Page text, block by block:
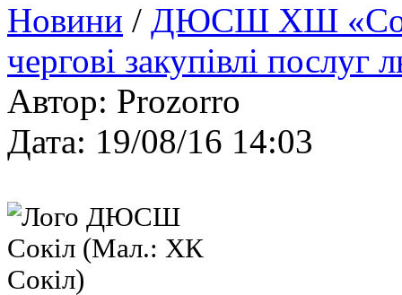
Новини / ДЮСШ ХШ
чергові закупівлі послуг
Автор: Prozorro
Дата: 19/08/16 14:03